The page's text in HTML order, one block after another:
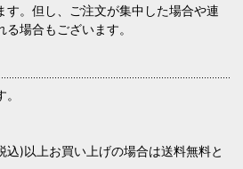
す。但し、ご注文が集中した場合や連
場合もございます。
)以上お買い上げの場合は送料無料と